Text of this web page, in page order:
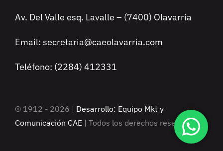
Av. Del Valle esq. Lavalle – (7400) Olavarría
Email: secretaria@caeolavarria.com
Teléfono: (2284) 412331
© 1912 - 2026 | Desarrollo: Equipo Mkt y
Comunicación CAE | Todos los derechos reservados |